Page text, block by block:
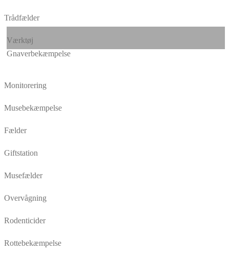
Trådfælder
Værktøj
Gnaverbekæmpelse
Monitorering
Musebekæmpelse
Fælder
Giftstation
Musefælder
Overvågning
Rodenticider
Rottebekæmpelse